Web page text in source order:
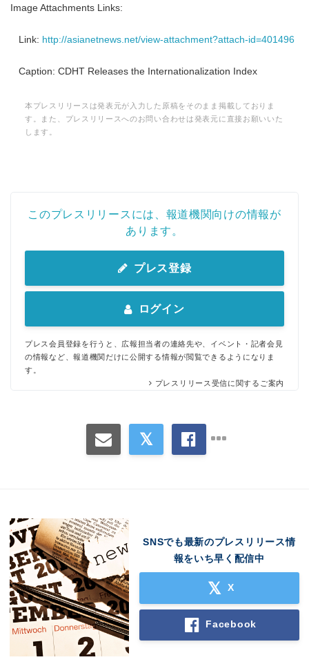
Image Attachments Links:
Link: http://asianetnews.net/view-attachment?attach-id=401496
Caption: CDHT Releases the Internationalization Index
本プレスリリースは発表元が入力した原稿をそのまま掲載しておりま
す。また、プレスリリースへのお問い合わせは発表元に直接お願いいた
します。
このプレスリリースには、報道機関向けの情報が
あります。
プレス登録
ログイン
プレス会員登録を行うと、広報担当者の連絡先や、イベント・記者会見
の情報など、報道機関だけに公開する情報が閲覧できるようになりま
す。
プレスリリース受信に関するご案内
SNSでも最新のプレスリリース情
報をいち早く配信中
X
Facebook